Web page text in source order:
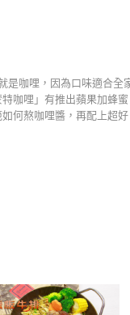
是咖哩，因為口味適合全
咖哩」有推出蘋果加蜂蜜
何熬咖哩醬，再配上超好